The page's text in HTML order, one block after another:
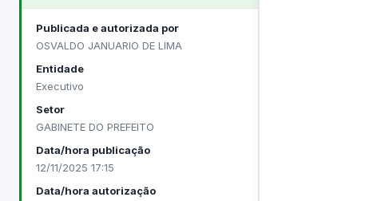
Publicada e autorizada por
OSVALDO JANUARIO DE LIMA
Entidade
Executivo
Setor
GABINETE DO PREFEITO
Data/hora publicação
12/11/2025 17:15
Data/hora autorização